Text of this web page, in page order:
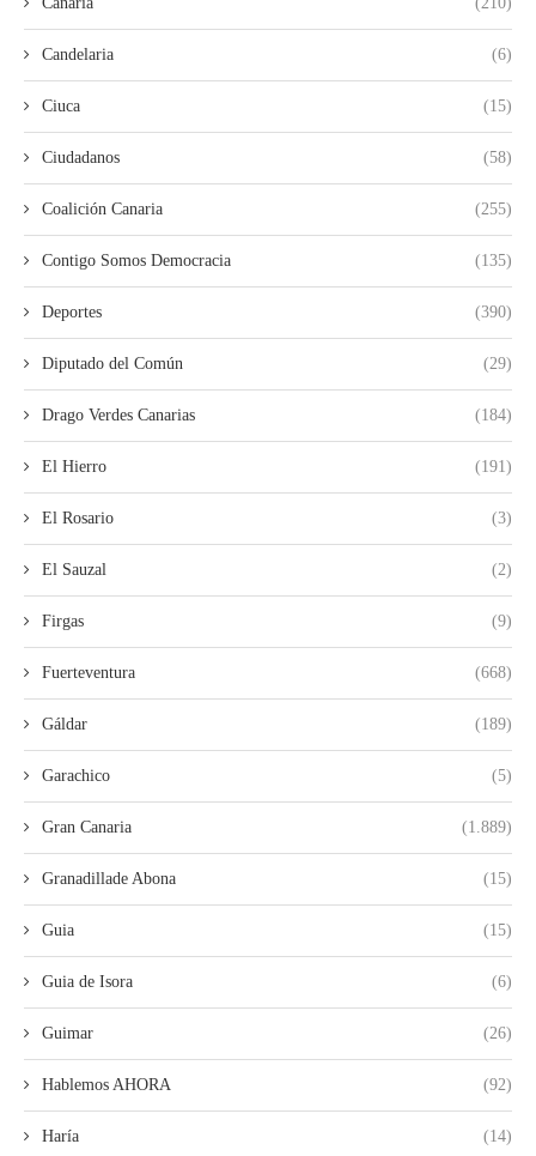
Candelaria (6)
Ciuca (15)
Ciudadanos (58)
Coalición Canaria (255)
Contigo Somos Democracia (135)
Deportes (390)
Diputado del Común (29)
Drago Verdes Canarias (184)
El Hierro (191)
El Rosario (3)
El Sauzal (2)
Firgas (9)
Fuerteventura (668)
Gáldar (189)
Garachico (5)
Gran Canaria (1.889)
Granadillade Abona (15)
Guia (15)
Guia de Isora (6)
Guimar (26)
Hablemos AHORA (92)
Haría (14)